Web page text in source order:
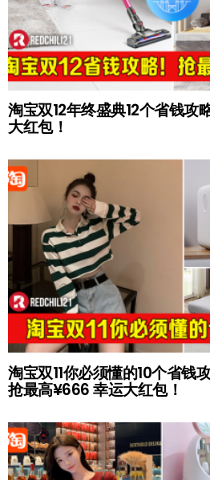
淘宝双12年终盛典12个省钱
大红包！
淘宝双11你必须懂的10个省钱
抢最高¥666 幸运大红包！